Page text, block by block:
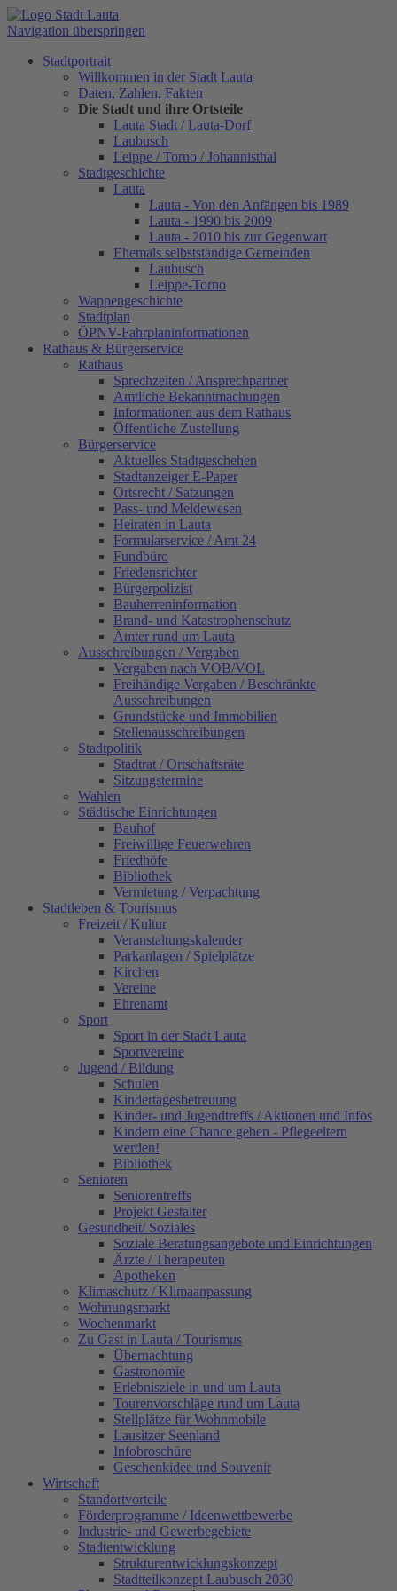
Navigation überspringen
Stadtportrait
Willkommen in der Stadt Lauta
Daten, Zahlen, Fakten
Die Stadt und ihre Ortsteile
Lauta Stadt / Lauta-Dorf
Laubusch
Leippe / Torno / Johannisthal
Stadtgeschichte
Lauta
Lauta - Von den Anfängen bis 1989
Lauta - 1990 bis 2009
Lauta - 2010 bis zur Gegenwart
Ehemals selbstständige Gemeinden
Laubusch
Leippe-Torno
Wappengeschichte
Stadtplan
ÖPNV-Fahrplaninformationen
Rathaus & Bürgerservice
Rathaus
Sprechzeiten / Ansprechpartner
Amtliche Bekanntmachungen
Informationen aus dem Rathaus
Öffentliche Zustellung
Bürgerservice
Aktuelles Stadtgeschehen
Stadtanzeiger E-Paper
Ortsrecht / Satzungen
Pass- und Meldewesen
Heiraten in Lauta
Formularservice / Amt 24
Fundbüro
Friedensrichter
Bürgerpolizist
Bauherreninformation
Brand- und Katastrophenschutz
Ämter rund um Lauta
Ausschreibungen / Vergaben
Vergaben nach VOB/VOL
Freihändige Vergaben / Beschränkte
Ausschreibungen
Grundstücke und Immobilien
Stellenausschreibungen
Stadtpolitik
Stadtrat / Ortschaftsräte
Sitzungstermine
Wahlen
Städtische Einrichtungen
Bauhof
Freiwillige Feuerwehren
Friedhöfe
Bibliothek
Vermietung / Verpachtung
Stadtleben & Tourismus
Freizeit / Kultur
Veranstaltungskalender
Parkanlagen / Spielplätze
Kirchen
Vereine
Ehrenamt
Sport
Sport in der Stadt Lauta
Sportvereine
Jugend / Bildung
Schulen
Kindertagesbetreuung
Kinder- und Jugendtreffs / Aktionen und Infos
Kindern eine Chance geben - Pflegeeltern
werden!
Bibliothek
Senioren
Seniorentreffs
Projekt Gestalter
Gesundheit/ Soziales
Soziale Beratungsangebote und Einrichtungen
Ärzte / Therapeuten
Apotheken
Klimaschutz / Klimaanpassung
Wohnungsmarkt
Wochenmarkt
Zu Gast in Lauta / Tourismus
Übernachtung
Gastronomie
Erlebnisziele in und um Lauta
Tourenvorschläge rund um Lauta
Stellplätze für Wohnmobile
Lausitzer Seenland
Infobroschüre
Geschenkidee und Souvenir
Wirtschaft
Standortvorteile
Förderprogramme / Ideenwettbewerbe
Industrie- und Gewerbegebiete
Stadtentwicklung
Strukturentwicklungskonzept
Stadtteilkonzept Laubusch 2030